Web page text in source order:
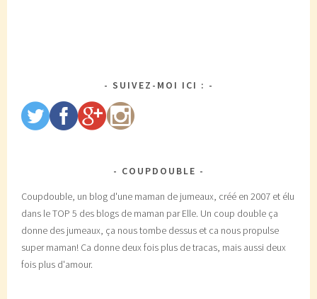
SUIVEZ-MOI ICI :
COUPDOUBLE
Coupdouble, un blog d'une maman de jumeaux, créé en 2007 et élu
dans le TOP 5 des blogs de maman par Elle. Un coup double ça
donne des jumeaux, ça nous tombe dessus et ca nous propulse
super maman! Ca donne deux fois plus de tracas, mais aussi deux
fois plus d'amour.